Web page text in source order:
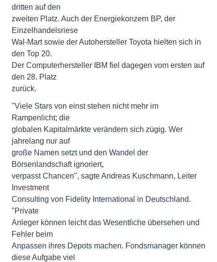
dritten auf den
zweiten Platz. Auch der Energiekonzern BP, der
Einzelhandelsriese
Wal-Mart sowie der Autohersteller Toyota hielten sich in
den Top 20.
Der Computerhersteller IBM fiel dagegen vom ersten auf
den 28. Platz
zurück.
"Viele Stars von einst stehen nicht mehr im
Rampenlicht; die
globalen Kapitalmärkte verändern sich zügig. Wer
jahrelang nur auf
große Namen setzt und den Wandel der
Börsenlandschaft ignoriert,
verpasst Chancen", sagte Andreas Kuschmann, Leiter
Investment
Consulting von Fidelity International in Deutschland.
"Private
Anleger können leicht das Wesentliche übersehen und
Fehler beim
Anpassen ihres Depots machen. Fondsmanager können
diese Aufgabe viel